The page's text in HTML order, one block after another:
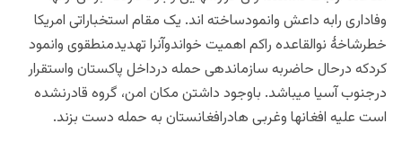
وفاداری رابه داعش وانمودساخته اند. یک مقام استخباراتی امریکا
خطرشاخۀ نوالقاعده راکم اهمیت خواندوآنرا تهدیدمنطقوی وانمود
کردکه درحال حاضربه سازماندهی حمله درداخل پاکستان واستقرار
درجنوب آسیا میباشد. باوجود داشتن مکان امن، گروه قادرنشده
است علیه افغانها وغربی هادرافغانستان به حمله دست بزند.